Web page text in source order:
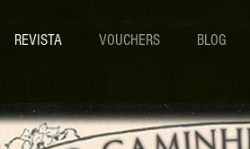
REVISTA VOUCHERS BLOG